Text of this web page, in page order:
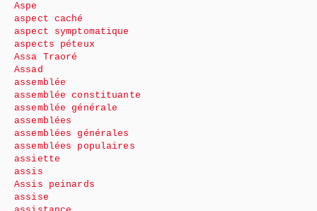
Aspe
aspect caché
aspect symptomatique
aspects péteux
Assa Traoré
Assad
assemblée
assemblée constituante
assemblée générale
assemblées
assemblées générales
assemblées populaires
assiette
assis
Assis peinards
assise